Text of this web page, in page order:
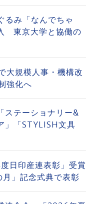
み「なんでちゃ
東京大学と協働の
大規模人事・機構改
強化へ
テーショナリー&
」「STYLISH文具
日印産連表彰」受賞
」記念式典で表彰